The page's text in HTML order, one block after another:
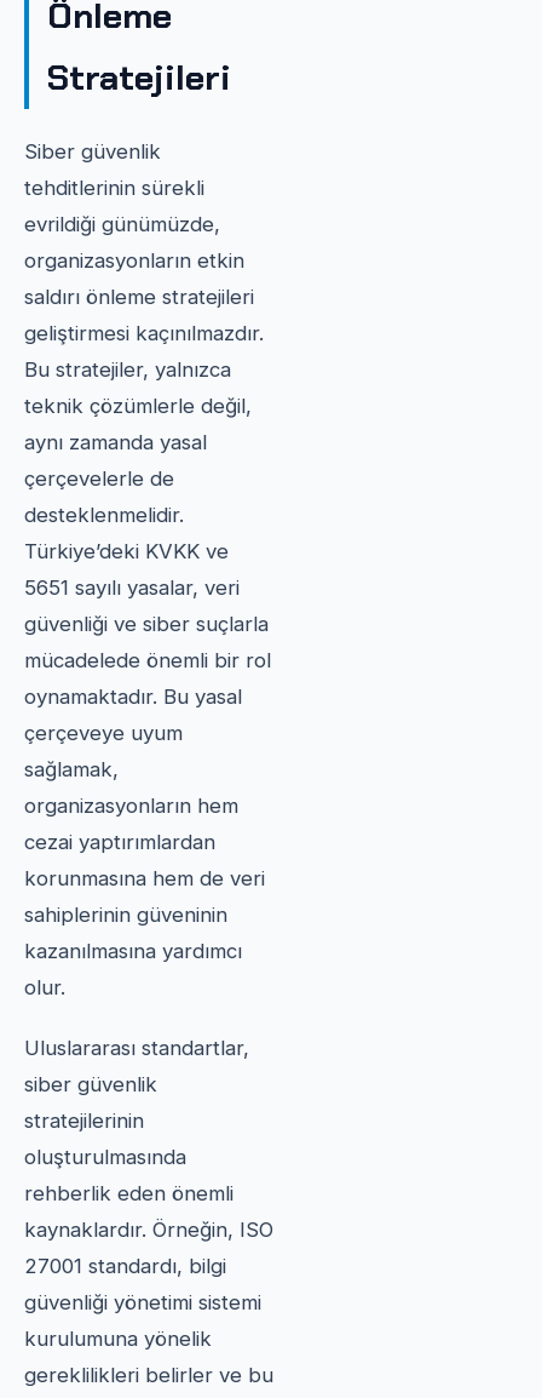
Önleme
Stratejileri
Siber güvenlik
tehditlerinin sürekli
evrildiği günümüzde,
organizasyonların etkin
saldırı önleme stratejileri
geliştirmesi kaçınılmazdır.
Bu stratejiler, yalnızca
teknik çözümlerle değil,
aynı zamanda yasal
çerçevelerle de
desteklenmelidir.
Türkiye’deki KVKK ve
5651 sayılı yasalar, veri
güvenliği ve siber suçlarla
mücadelede önemli bir rol
oynamaktadır. Bu yasal
çerçeveye uyum
sağlamak,
organizasyonların hem
cezai yaptırımlardan
korunmasına hem de veri
sahiplerinin güveninin
kazanılmasına yardımcı
olur.
Uluslararası standartlar,
siber güvenlik
stratejilerinin
oluşturulmasında
rehberlik eden önemli
kaynaklardır. Örneğin, ISO
27001 standardı, bilgi
güvenliği yönetimi sistemi
kurulumuna yönelik
gereklilikleri belirler ve bu